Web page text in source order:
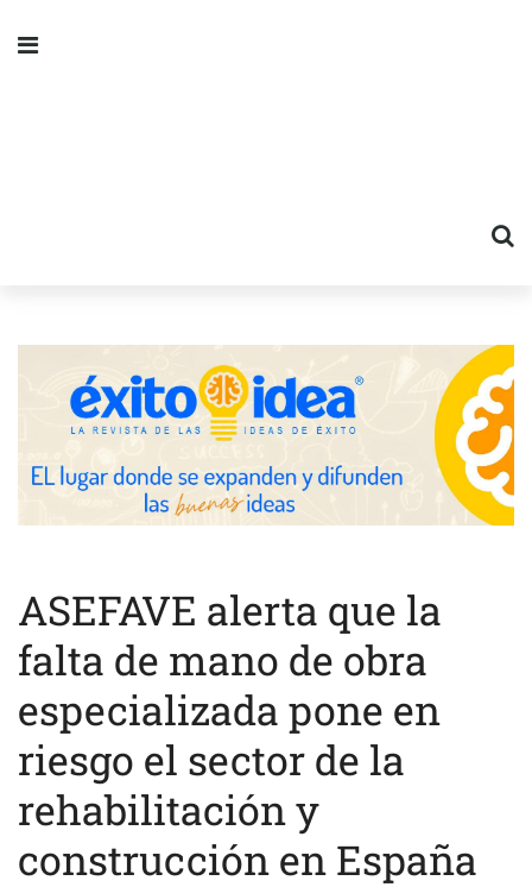
ASEFAVE alerta que la
falta de mano de obra
especializada pone en
riesgo el sector de la
rehabilitación y
construcción en España